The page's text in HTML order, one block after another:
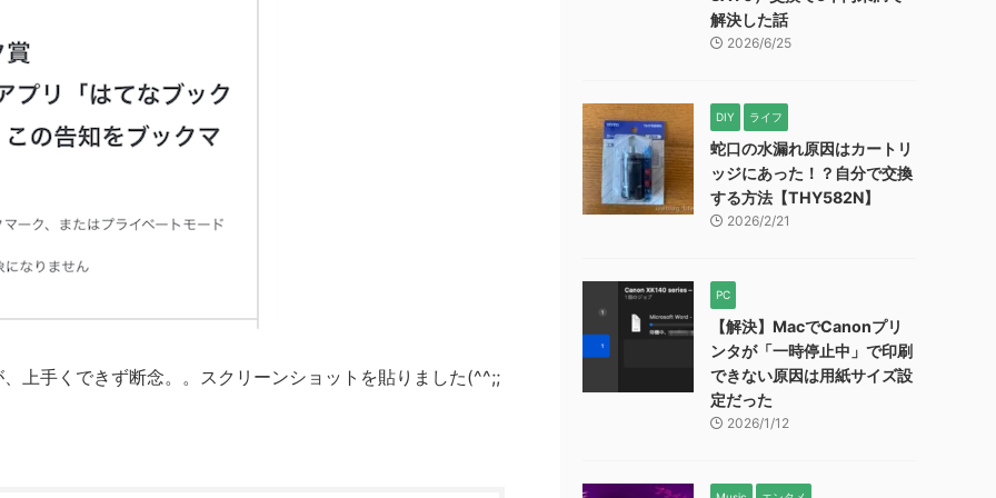
上手くできず断念。。スクリーンショットを貼りました(^^;;
解決した話
2026/6/25
DIY ライフ
蛇口の水漏れ原因はカートリ
ッジにあった！？自分で交換
する方法【THY582N】
2026/2/21
PC
【解決】MacでCanonプリ
ンタが「一時停止中」で印刷
できない原因は用紙サイズ設
定だった
2026/1/12